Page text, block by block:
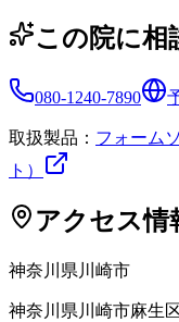
この院に相
080-1240-7890
取扱製品： フォーム
ト）
アクセス情
神奈川県 川崎市
神奈川県川崎市麻生